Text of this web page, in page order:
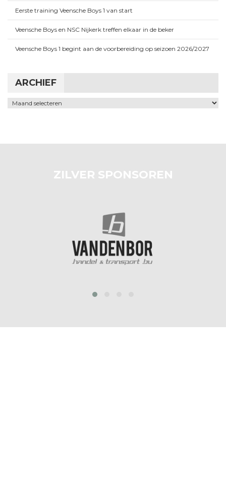
Eerste training Veensche Boys 1 van start
Veensche Boys en NSC Nijkerk treffen elkaar in de beker
Veensche Boys 1 begint aan de voorbereiding op seizoen 2026/2027
ARCHIEF
Archief
ZILVER SPONSOREN
prev